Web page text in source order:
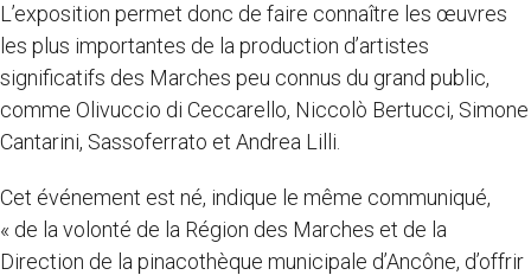
L’exposition permet donc de faire connaître les œuvres
les plus importantes de la production d’artistes
significatifs des Marches peu connus du grand public,
comme Olivuccio di Ceccarello, Niccolò Bertucci, Simone
Cantarini, Sassoferrato et Andrea Lilli.
Cet événement est né, indique le même communiqué,
« de la volonté de la Région des Marches et de la
Direction de la pinacothèque municipale d’Ancône, d’offrir